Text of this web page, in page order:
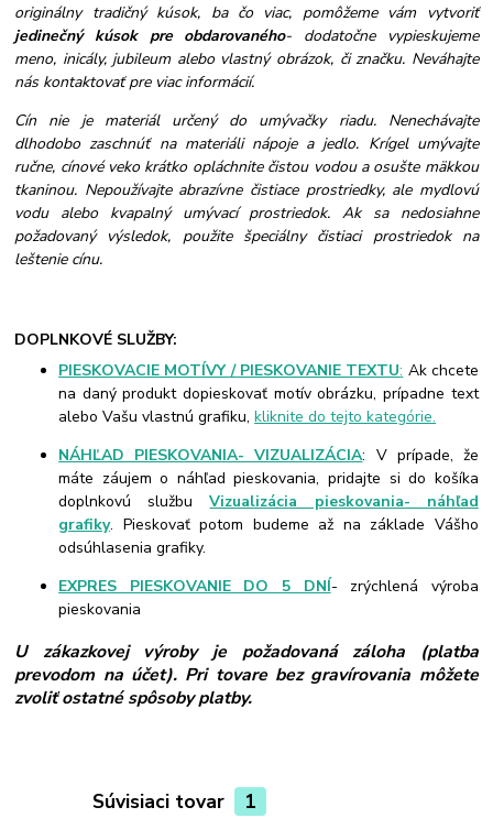
originálny tradičný kúsok, ba čo viac, pomôžeme vám vytvoriť
jedinečný kúsok pre obdarovaného- dodatočne vypieskujeme
meno, inicály, jubileum alebo vlastný obrázok, či značku. Neváhajte
nás kontaktovať pre viac informácií.
Cín nie je materiál určený do umývačky riadu. Nenechávajte
dlhodobo zaschnúť na materiáli nápoje a jedlo. Krígel umývajte
ručne, cínové veko krátko opláchnite čistou vodou a osušte mäkkou
tkaninou. Nepoužívajte abrazívne čistiace prostriedky, ale mydlovú
vodu alebo kvapalný umývací prostriedok. Ak sa nedosiahne
požadovaný výsledok, použite špeciálny čistiaci prostriedok na
leštenie cínu.
DOPLNKOVÉ SLUŽBY:
PIESKOVACIE MOTÍVY / PIESKOVANIE TEXTU: Ak chcete
na daný produkt dopieskovať motív obrázku, prípadne text
alebo Vašu vlastnú grafiku,kliknite do tejto kategórie.
NÁHĽAD PIESKOVANIA- VIZUALIZÁCIA: V prípade, že
máte záujem o náhľad pieskovania, pridajte si do košíka
doplnkovú službuVizualizácia pieskovania- náhľad
grafiky. Pieskovať potom budeme až na základe Vášho
odsúhlasenia grafiky.
EXPRES PIESKOVANIE DO 5 DNÍ- zrýchlená výroba
pieskovania
U zákazkovej výroby je požadovaná záloha (platba
prevodom na účet). Pri tovare bez gravírovania môžete
zvoliť ostatné spôsoby platby.
Súvisiaci tovar 1